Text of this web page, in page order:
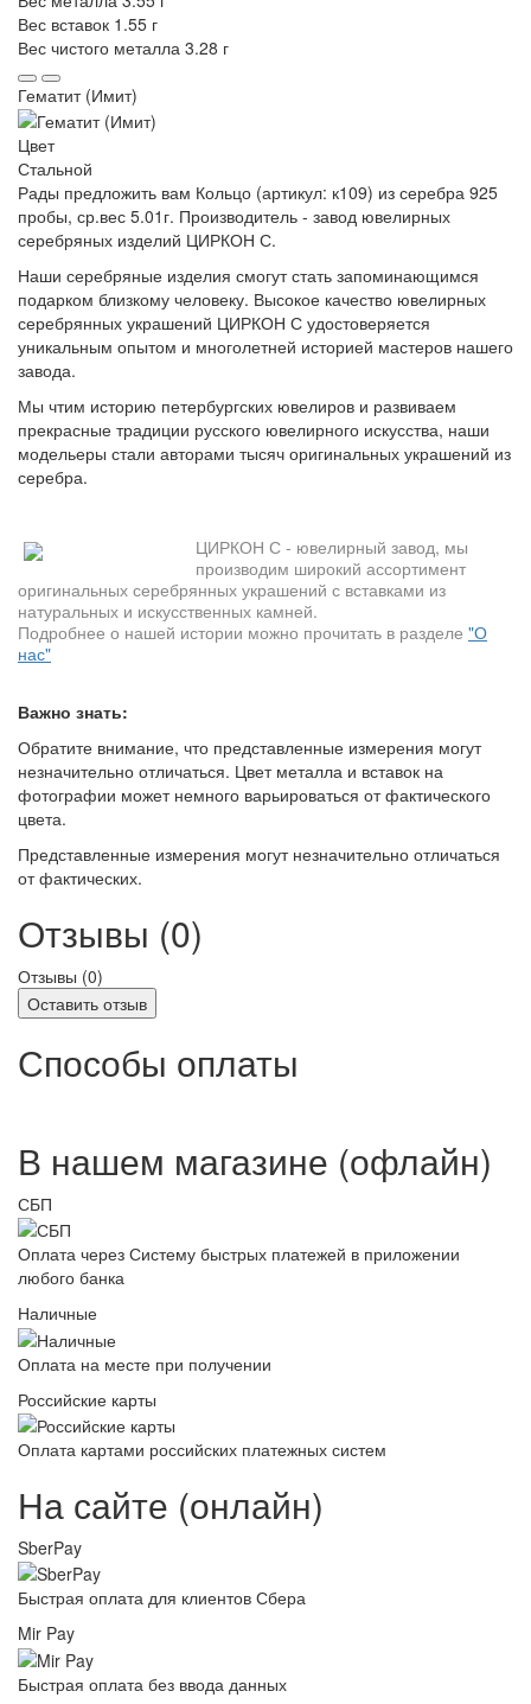
Вес вставок 1.55 г
Вес чистого металла 3.28 г
Гематит (Имит)
Цвет
Стальной
Рады предложить вам Кольцо (артикул: к109) из серебра 925
пробы, ср.вес 5.01г. Производитель - завод ювелирных
серебряных изделий ЦИРКОН С.
Наши серебряные изделия смогут стать запоминающимся
подарком близкому человеку. Высокое качество ювелирных
серебрянных украшений ЦИРКОН С удостоверяется
уникальным опытом и многолетней историей мастеров нашего
завода.
Мы чтим историю петербургских ювелиров и развиваем
прекрасные традиции русского ювелирного искусства, наши
модельеры стали авторами тысяч оригинальных украшений из
серебра.
ЦИРКОН С - ювелирный завод, мы
производим широкий ассортимент
оригинальных серебрянных украшений с вставками из
натуральных и искусственных камней.
Подробнее о нашей истории можно прочитать в разделе "О
нас"
Важно знать:
Обратите внимание, что представленные измерения могут
незначительно отличаться. Цвет металла и вставок на
фотографии может немного варьироваться от фактического
цвета.
Представленные измерения могут незначительно отличаться
от фактических.
Отзывы (0)
Отзывы (0)
Оставить отзыв
Способы оплаты
В нашем магазине (офлайн)
СБП
Оплата через Систему быстрых платежей в приложении
любого банка
Наличные
Оплата на месте при получении
Российские карты
Оплата картами российских платежных систем
На сайте (онлайн)
SberPay
Быстрая оплата для клиентов Сбера
Mir Pay
Быстрая оплата без ввода данных